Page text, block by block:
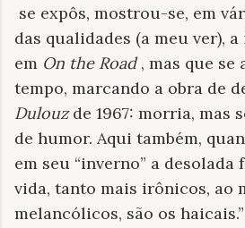
se expôs, mostrou-se, em
das qualidades (a meu ver),
em On the Road, mas que se
tempo, marcando a obra de
Dulouzde 1967: morria, mas
de humor. Aqui também,
em seu “inverno” a desolada
vida, tanto mais irônicos, ao
melancólicos, são os